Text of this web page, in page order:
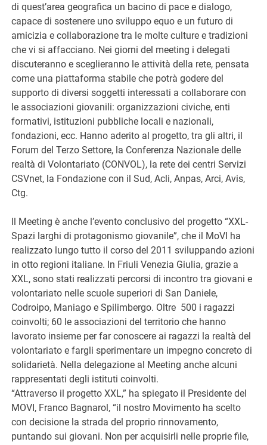
di quest’area geografica un bacino di pace e dialogo,
capace di sostenere uno sviluppo equo e un futuro di
amicizia e collaborazione tra le molte culture e tradizioni
che vi si affacciano. Nei giorni del meeting i delegati
discuteranno e sceglieranno le attività della rete, pensata
come una piattaforma stabile che potrà godere del
supporto di diversi soggetti interessati a collaborare con
le associazioni giovanili: organizzazioni civiche, enti
formativi, istituzioni pubbliche locali e nazionali,
fondazioni, ecc. Hanno aderito al progetto, tra gli altri, il
Forum del Terzo Settore, la Conferenza Nazionale delle
realtà di Volontariato (CONVOL), la rete dei centri Servizi
CSVnet, la Fondazione con il Sud, Acli, Anpas, Arci, Avis,
Ctg.
Il Meeting è anche l’evento conclusivo del progetto “XXL-
Spazi larghi di protagonismo giovanile”, che il MoVI ha
realizzato lungo tutto il corso del 2011 sviluppando azioni
in otto regioni italiane. In Friuli Venezia Giulia, grazie a
XXL, sono stati realizzati percorsi di incontro tra giovani e
volontariato nelle scuole superiori di San Daniele,
Codroipo, Maniago e Spilimbergo. Oltre 500 i ragazzi
coinvolti; 60 le associazioni del territorio che hanno
lavorato insieme per far conoscere ai ragazzi la realtà del
volontariato e fargli sperimentare un impegno concreto di
solidarietà. Nella delegazione al Meeting anche alcuni
rappresentati degli istituti coinvolti.
“Attraverso il progetto XXL,” ha spiegato il Presidente del
MOVI, Franco Bagnarol, “il nostro Movimento ha scelto
con decisione la strada del proprio rinnovamento,
puntando sui giovani. Non per acquisirli nelle proprie file,